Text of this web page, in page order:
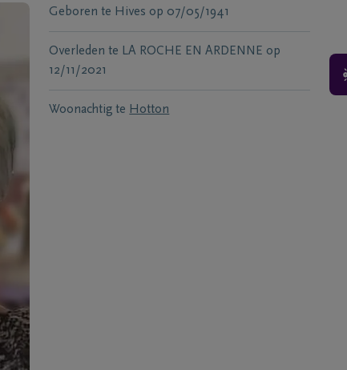
Geboren te Hives op 07/05/1941
Overleden te LA ROCHE EN ARDENNE op
12/11/2021
Woonachtig te Hotton